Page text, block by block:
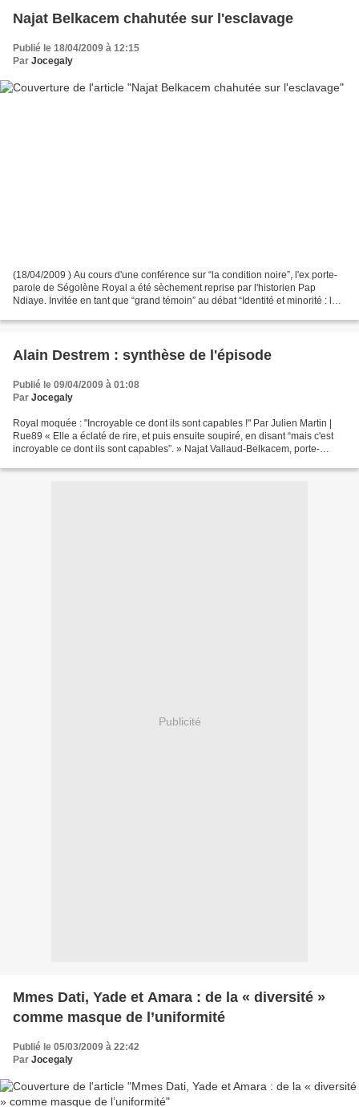
Najat Belkacem chahutée sur l'esclavage
Publié le 18/04/2009 à 12:15
Par Jocegaly
(18/04/2009 ) Au cours d'une conférence sur “la condition noire”, l'ex porte-
parole de Ségolène Royal a été sèchement reprise par l'historien Pap
Ndiaye. Invitée en tant que “grand témoin” au débat “Identité et minorité : la
Alain Destrem : synthèse de l'épisode
Publié le 09/04/2009 à 01:08
Par Jocegaly
Royal moquée : "Incroyable ce dont ils sont capables !" Par Julien Martin |
Rue89 « Elle a éclaté de rire, et puis ensuite soupiré, en disant “mais c'est
incroyable ce dont ils sont capables”. » Najat Vallaud-Belkacem, porte-
Publicité
Mmes Dati, Yade et Amara : de la « diversité »
comme masque de l’uniformité
Publié le 05/03/2009 à 22:42
Par Jocegaly